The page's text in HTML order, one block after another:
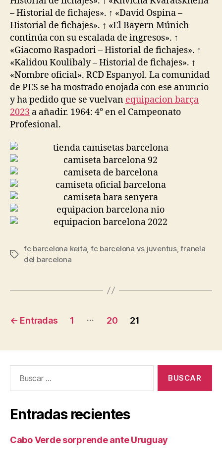
– Historial de fichajes». ↑ «David Ospina –
Historial de fichajes». ↑ «El Bayern Múnich
continúa con su escalada de ingresos». ↑
«Giacomo Raspadori – Historial de fichajes». ↑
«Kalidou Koulibaly – Historial de fichajes». ↑
«Nombre oficial». RCD Espanyol. La comunidad
de PES se ha mostrado enojada con ese anuncio
y ha pedido que se vuelvan equipacion barça
2023 a añadir. 1964: 4° en el Campeonato
Profesional.
Etiquetas
fc barcelona keita, fc barcelona vs juventus,franela
del barcelona
Navegación
entradas
← Entradas 1 … 20 21
Entradas recientes
Cabo Verde sorprende ante Uruguay